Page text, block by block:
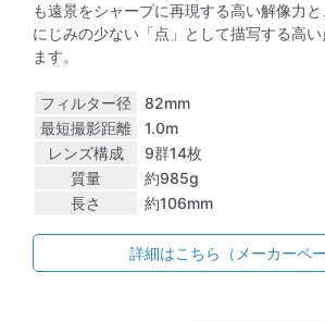
も遠景をシャープに再現する高い解像力
にじみの少ない「点」として描写する高
ます。
フィルター径
82mm
最短撮影距離
1.0m
レンズ構成
9群14枚
質量
約985g
長さ
約106mm
詳細はこちら（メーカーペー